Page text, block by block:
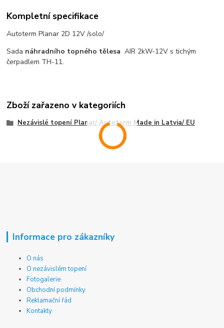
Kompletní specifikace
Autoterm Planar 2D 12V /solo/
Sada náhradního topného tělesa AIR 2kW-12V s tichým
čerpadlem TH-11.
Zboží zařazeno v kategoriích
Nezávislé topení Planar/ Autoterm Made in Latvia/ EU
Informace pro zákazníky
O nás
O nezávislém topení
Fotogalerie
Obchodní podmínky
Reklamační řád
Kontakty